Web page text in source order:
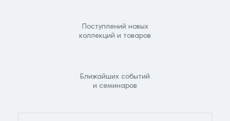
Поступлений новых
коллекций и товаров
Ближайших событий
и семинаров